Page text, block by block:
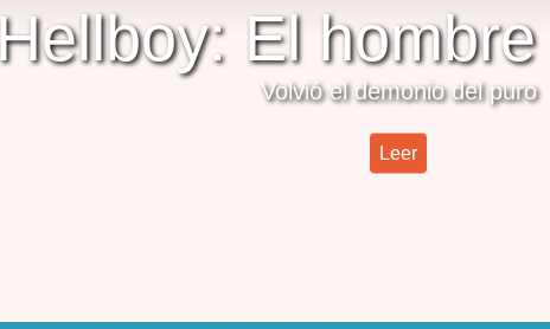
Hellboy: El
Volvió el demonio del puro
Leer